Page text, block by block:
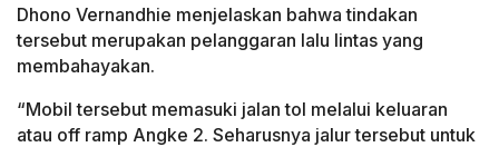
Dhono Vernandhie menjelaskan bahwa tindakan
tersebut merupakan pelanggaran lalu lintas yang
membahayakan.
“Mobil tersebut memasuki jalan tol melalui keluaran
atau off ramp Angke 2. Seharusnya jalur tersebut untuk